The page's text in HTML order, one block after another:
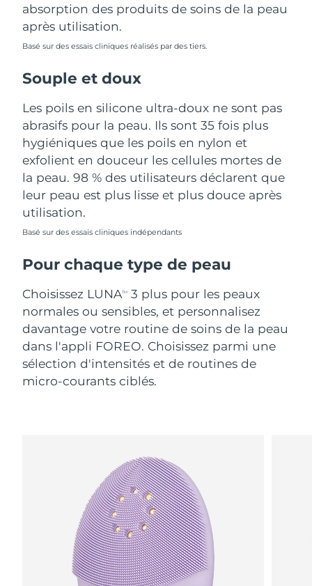
absorption des produits de soins de la peau
après utilisation.
Basé sur des essais cliniques réalisés par des tiers.
Souple et doux
Les poils en silicone ultra-doux ne sont pas
abrasifs pour la peau. Ils sont 35 fois plus
hygiéniques que les poils en nylon et
exfolient en douceur les cellules mortes de
la peau. 98 % des utilisateurs déclarent que
leur peau est plus lisse et plus douce après
utilisation.
Basé sur des essais cliniques indépendants
Pour chaque type de peau
Choisissez LUNATM
3 plus pour les peaux
normales ou sensibles, et personnalisez
davantage votre routine de soins de la peau
dans l'appli FOREO. Choisissez parmi une
sélection d'intensités et de routines de
micro-courants ciblés.
Royaume-Uni Livraison estimée 8/12/26
États-Unis Livraison estimée
Ouzbékistan
Viêt Nam Livraison estimée8/18/26